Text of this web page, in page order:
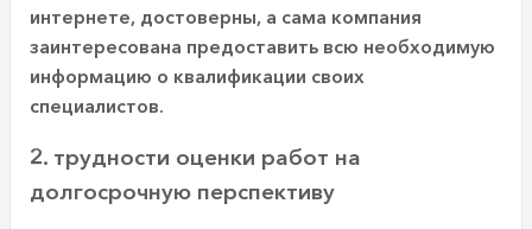
интернете, достоверны, а сама компания
заинтересована предоставить всю необходимую
информацию о квалификации своих
специалистов.
2. трудности оценки работ на
долгосрочную перспективу